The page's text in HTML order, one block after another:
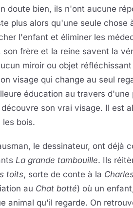
doute bien, ils n'ont aucune
plus alors qu'une seule chose
l'enfant et éliminer les
son frère et la reine savent la
miroir ou objet
visage qui change au seul
éducation au travers d'une
son vrai visage. Il est
bois.
le dessinateur, ont déjà
La grande tambouille. Ils
toits, sorte de conte à la
au Chat botté) où un
animal qu'il regarde. On